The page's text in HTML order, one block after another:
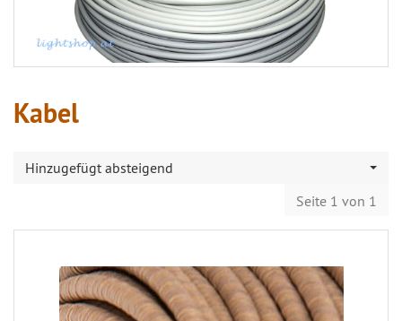
Kabel
Hinzugefügt absteigend
Seite 1 von 1